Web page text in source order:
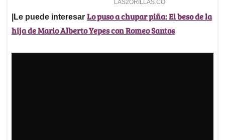
|Le puede interesar Lo puso a chupar piña: El beso de la
hija de Mario Alberto Yepes con Romeo Santos